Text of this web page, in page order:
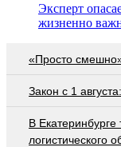
Эксперт
жизненно
«Просто
Закон с 1
В
логистического